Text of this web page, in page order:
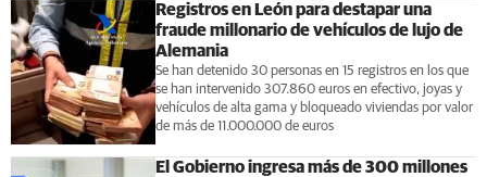
Registros en León para destapar una
fraude millonario de vehículos de lujo de
Alemania
Se han detenido 30 personas en 15 registros en los que
se han intervenido 307.860 euros en efectivo, joyas y
vehículos de alta gama y bloqueado viviendas por valor
de más de 11.000.000 de euros
El Gobierno ingresa más de 300 millones